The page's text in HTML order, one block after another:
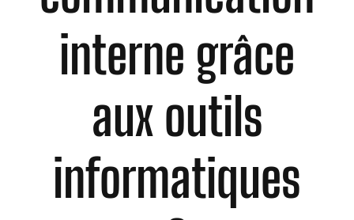
interne grâce
aux outils
informatiques